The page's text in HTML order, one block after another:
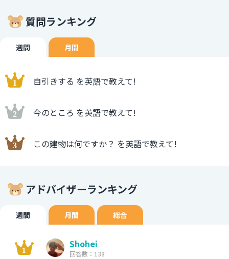
質問ランキング
週間 月間
自引きする を英語で教えて!
今のところ を英語で教えて!
この建物は何ですか？ を英語で教えて!
アドバイザーランキング
週間 月間 総合
Shohei
回答数：138